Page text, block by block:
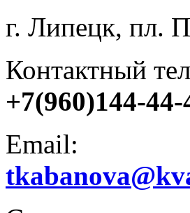
г. Липецк, пл.
Контактный
+7(960)144-44-
Email: